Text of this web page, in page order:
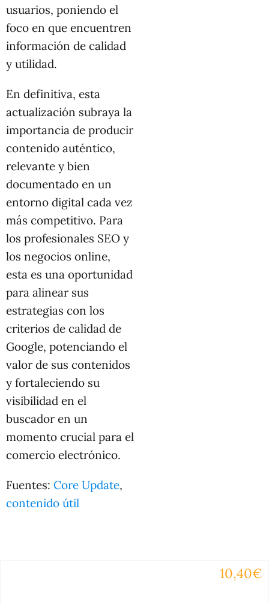
usuarios, poniendo el
foco en que encuentren
información de calidad
y utilidad.
En definitiva, esta
actualización subraya la
importancia de producir
contenido auténtico,
relevante y bien
documentado en un
entorno digital cada vez
más competitivo. Para
los profesionales SEO y
los negocios online,
esta es una oportunidad
para alinear sus
estrategias con los
criterios de calidad de
Google, potenciando el
valor de sus contenidos
y fortaleciendo su
visibilidad en el
buscador en un
momento crucial para el
comercio electrónico.
Fuentes: Core Update,
contenido útil
10,40€